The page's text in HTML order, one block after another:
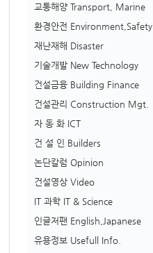
교통해양 Transport, Marine
환경안전 Environment,Safety
재난재해 Disaster
기술개발 New Technology
건설금융 Building Finance
건설관리 Construction Mgt.
자 동 화 ICT
건 설 인 Builders
논단칼럼 Opinion
건설영상 Video
IT 과학 IT & Science
인글저팬 English,Japanese
유용정보 Usefull Info.